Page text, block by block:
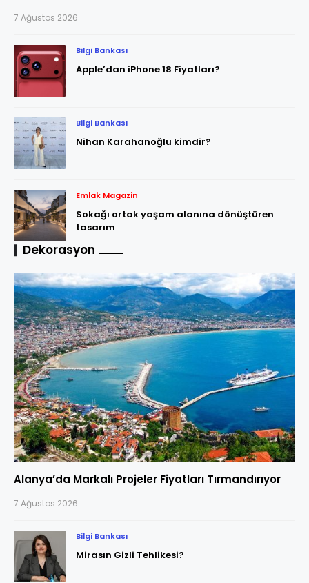
7 Ağustos 2026
Bilgi Bankası
Apple’dan iPhone 18 Fiyatları?
Bilgi Bankası
Nihan Karahanoğlu kimdir?
Emlak Magazin
Sokağı ortak yaşam alanına dönüştüren
tasarım
Dekorasyon
Alanya’da Markalı Projeler Fiyatları Tırmandırıyor
7 Ağustos 2026
Bilgi Bankası
Mirasın Gizli Tehlikesi?